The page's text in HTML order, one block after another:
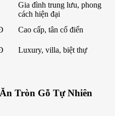
Gia đình trung lưu, phong
cách hiện đại
Cao cấp, tân cổ điển
Luxury, villa, biệt thự
Tròn Gỗ Tự Nhiên